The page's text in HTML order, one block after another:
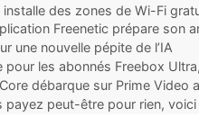
installe des zones de Wi-Fi
Freenetic prépare son
testez la
une nouvelle pépite de l’IA
pour les abonnés Freebox
débarque sur Prime
payez peut-être pour rien,